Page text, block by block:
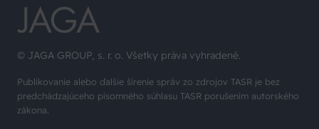
© JAGA GROUP, s. r. o. Všetky práva vyhradené.
Publikovanie alebo ďalšie šírenie správ zo zdrojov TASR je bez
predchádzajúceho písomného súhlasu TASR porušením autorského
zákona.